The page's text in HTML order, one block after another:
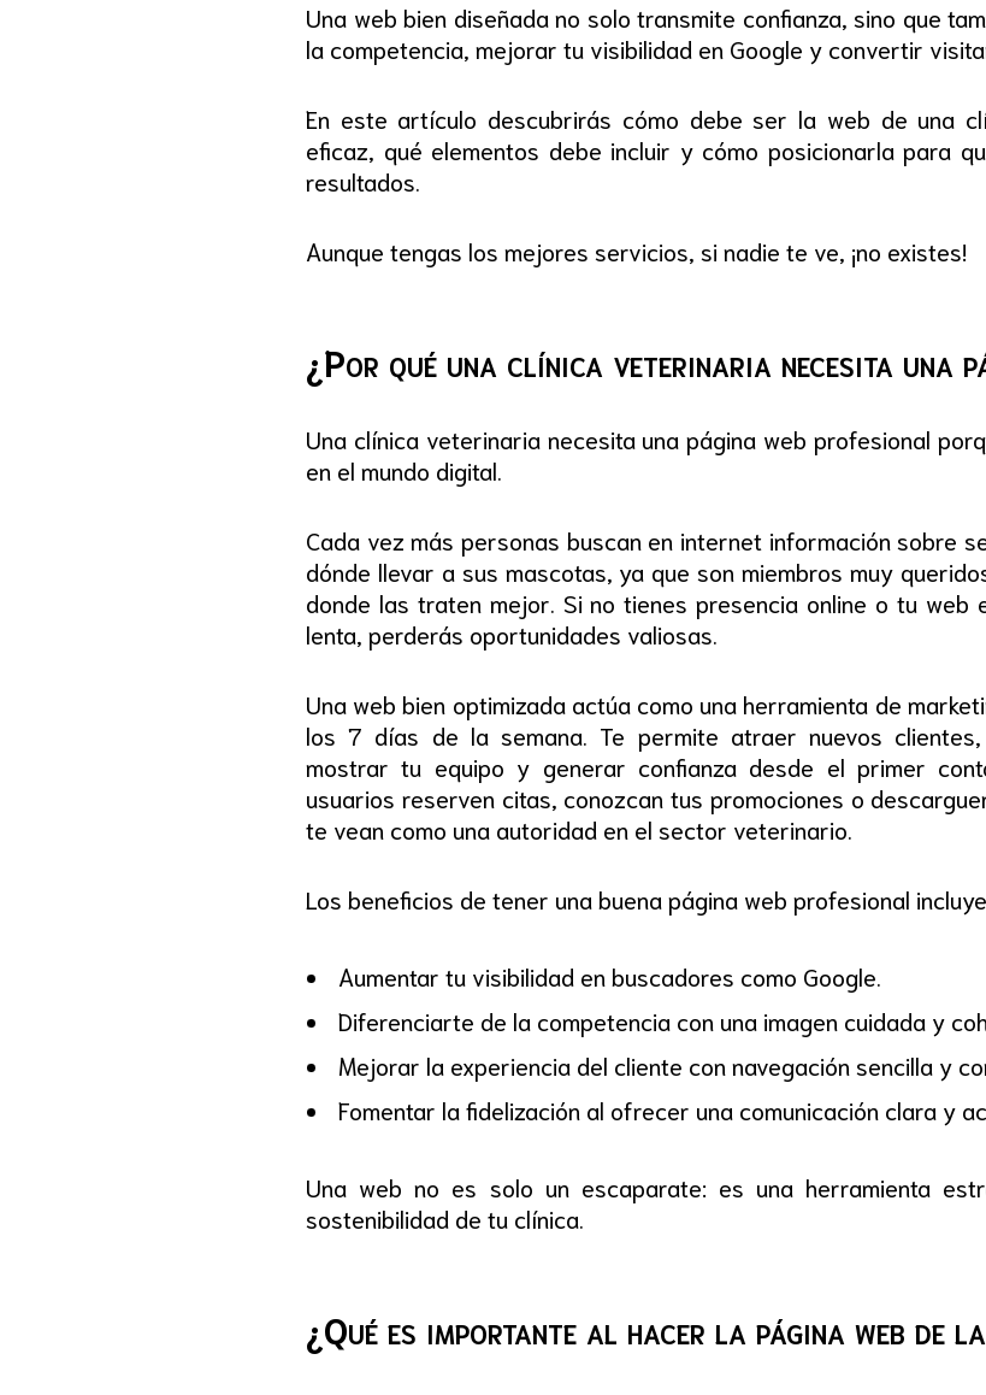
Una web bien diseñada no solo transmite confianza, sino que
la competencia, mejorar tu visibilidad en Google y convertir
En este artículo descubrirás cómo debe ser la web de una
eficaz, qué elementos debe incluir y cómo posicionarla para
resultados.
Aunque tengas los mejores servicios, si nadie te ve, ¡no existes!
¿Por qué una clínica veterinaria necesita una
Una clínica veterinaria necesita una página web profesional
en el mundo digital.
Cada vez más personas buscan en internet información sobre
dónde llevar a sus mascotas, ya que son miembros muy
donde las traten mejor. Si no tienes presencia online o tu
lenta, perderás oportunidades valiosas.
Una web bien optimizada actúa como una herramienta de
los 7 días de la semana. Te permite atraer nuevos
mostrar tu equipo y generar confianza desde el primer
usuarios reserven citas, conozcan tus promociones o
te vean como una autoridad en el sector veterinario.
Los beneficios de tener una buena página web profesional
Aumentar tu visibilidad en buscadores como Google.
Diferenciarte de la competencia con una imagen cuidada y
Mejorar la experiencia del cliente con navegación sencilla y
Fomentar la fidelización al ofrecer una comunicación clara y
Una web no es solo un escaparate: es una herramienta
sostenibilidad de tu clínica.
¿Qué es importante al hacer la página web de